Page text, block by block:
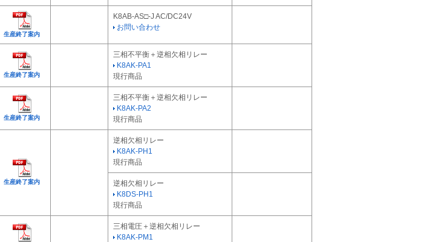
生産終了案内
K8AB-AS□-J AC/DC24V
お問い合わせ
生産終了案内
三相不平衡＋逆相欠相リレー
K8AK-PA1
現行商品
生産終了案内
三相不平衡＋逆相欠相リレー
K8AK-PA2
現行商品
生産終了案内
逆相欠相リレー
K8AK-PH1
現行商品
逆相欠相リレー
K8DS-PH1
現行商品
三相電圧＋逆相欠相リレー
K8AK-PM1